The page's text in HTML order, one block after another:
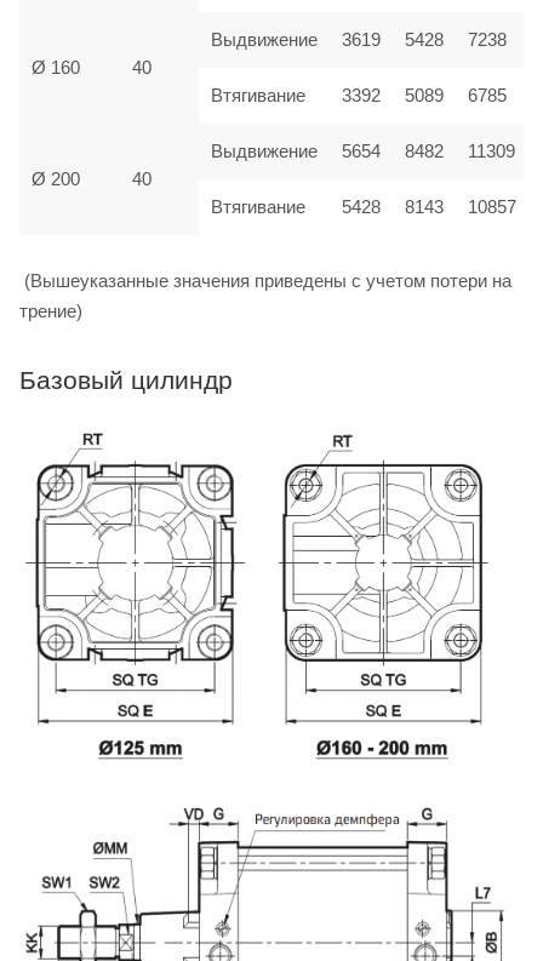
Ø 160 40
Выдвижение 3619 5428 7238
Втягивание 3392 5089 6785
Ø 200 40
Выдвижение 5654 8482 11309
Втягивание 5428 8143 10857
(Вышеуказанные значения приведены с учетом потери на
трение)
Базовый цилиндр